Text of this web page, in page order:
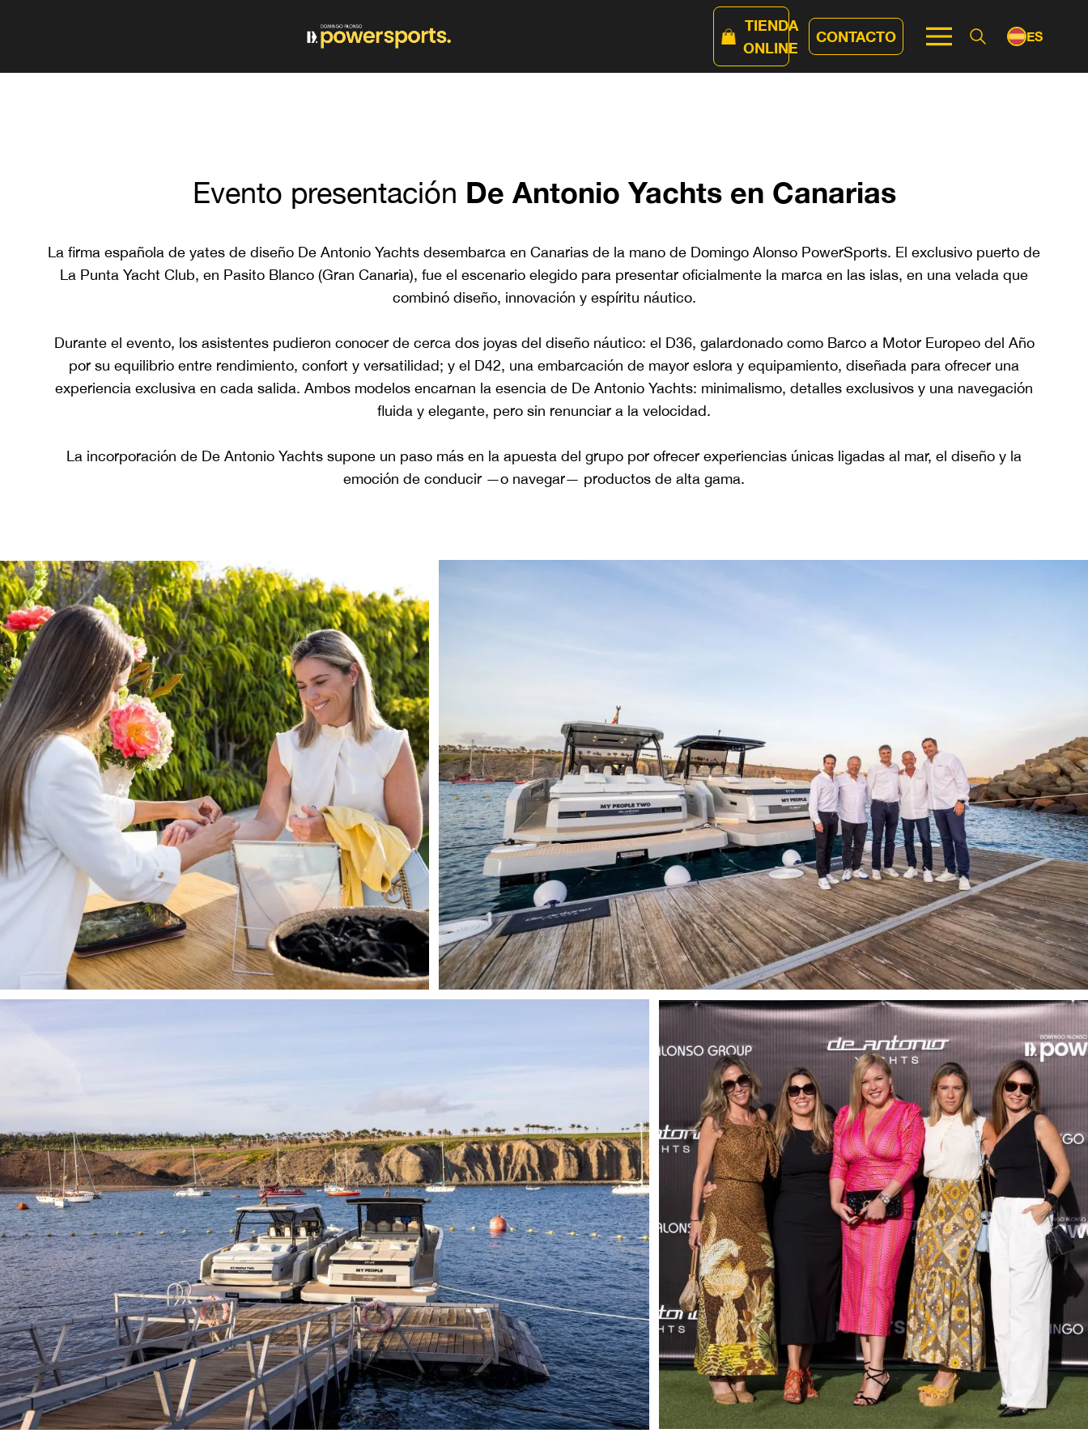
TIENDA
ONLINE
CONTACTO ES
EN
Evento presentación De Antonio Yachts en Canarias
La firma española de yates de diseño De Antonio Yachts desembarca en Canarias de la mano de Domingo Alonso PowerSports. El exclusivo puerto de
La Punta Yacht Club, en Pasito Blanco (Gran Canaria), fue el escenario elegido para presentar oficialmente la marca en las islas, en una velada que
combinó diseño, innovación y espíritu náutico.
Durante el evento, los asistentes pudieron conocer de cerca dos joyas del diseño náutico: el D36, galardonado como Barco a Motor Europeo del Año
por su equilibrio entre rendimiento, confort y versatilidad; y el D42, una embarcación de mayor eslora y equipamiento, diseñada para ofrecer una
experiencia exclusiva en cada salida. Ambos modelos encarnan la esencia de De Antonio Yachts: minimalismo, detalles exclusivos y una navegación
fluida y elegante, pero sin renunciar a la velocidad.
La incorporación de De Antonio Yachts supone un paso más en la apuesta del grupo por ofrecer experiencias únicas ligadas al mar, el diseño y la
emoción de conducir —o navegar— productos de alta gama.